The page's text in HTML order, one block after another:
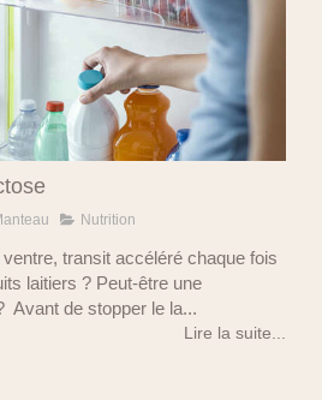
Nutrition
transit accéléré chaque fois
laitiers ? Peut-être une
Avant de stopper le la...
Lire la suite...